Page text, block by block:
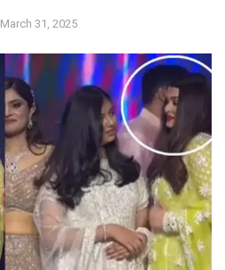
March 31, 2025